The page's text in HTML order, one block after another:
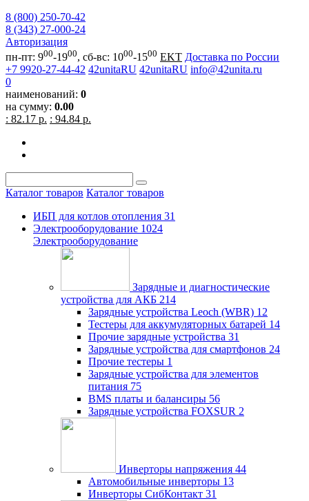
8 (800) 250-70-42
8 (343) 27-000-24
Авторизация
пн-пт: 900-1900, сб-вс: 1000-1500 EKT Доставка по России
+7 9920-27-44-42 42unitaRU 42unitaRU info@42unita.ru
0
наименований: 0
на сумму: 0.00
: 82.17 р. : 94.84 р.
Каталог товаров Каталог товаров
ИБП для котлов отопления 31
Электрооборудование 1024
Электрооборудование
Зарядные и диагностические
устройства для АКБ 214
Зарядные устройства Leoch (WBR) 12
Тестеры для аккумуляторных батарей 14
Прочие зарядные устройства 31
Зарядные устройства для смартфонов 24
Прочие тестеры 1
Зарядные устройства для элементов
питания 75
BMS платы и балансиры 56
Зарядные устройства FOXSUR 2
Инверторы напряжения 44
Автомобильные инверторы 13
Инверторы СибКонтакт 31